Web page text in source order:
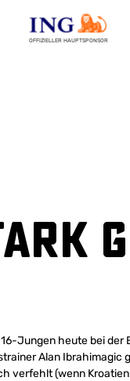
OFFIZIELLER HAUPTSPONSOR
Jungen heute bei
Alan Ibrahimagic
verfehlt (wenn